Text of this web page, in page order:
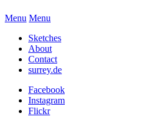
Menu Menu
Sketches
About
Contact
surrey.de
Facebook
Instagram
Flickr